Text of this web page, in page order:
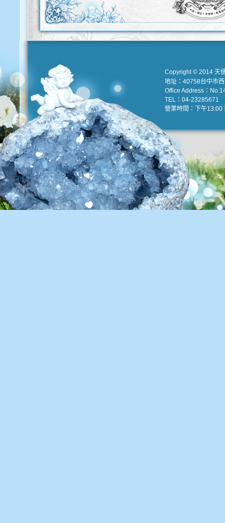
Copyright © 2014 天
地址：40758台中市
Office Address：
TEL：04-23285671
營業時間：下午13:00